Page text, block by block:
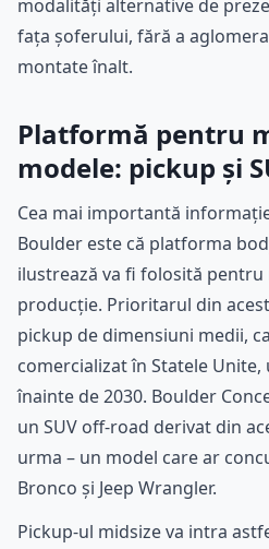
modalități alternative de
fața șoferului, fără a
montate înalt.
Platformă pentru
modele: pickup și
Cea mai importantă
Boulder este că platforma
ilustrează va fi folosită
producție. Prioritarul din
pickup de dimensiuni medii,
comercializat în Statele
înainte de 2030. Boulder
un SUV off-road derivat din
urma – un model care ar
Bronco și Jeep Wrangler.
Pickup-ul midsize va intra